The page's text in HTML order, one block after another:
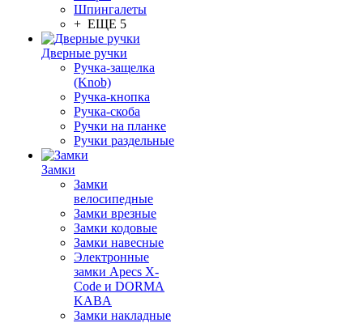
Шпингалеты
+ ЕЩЕ 5
Дверные ручки
Ручка-защелка
(Knob)
Ручка-кнопка
Ручка-скоба
Ручки на планке
Ручки раздельные
Замки
Замки
велосипедные
Замки врезные
Замки кодовые
Замки навесные
Электронные
замки Apecs X-
Code и DORMA
KABA
Замки накладные